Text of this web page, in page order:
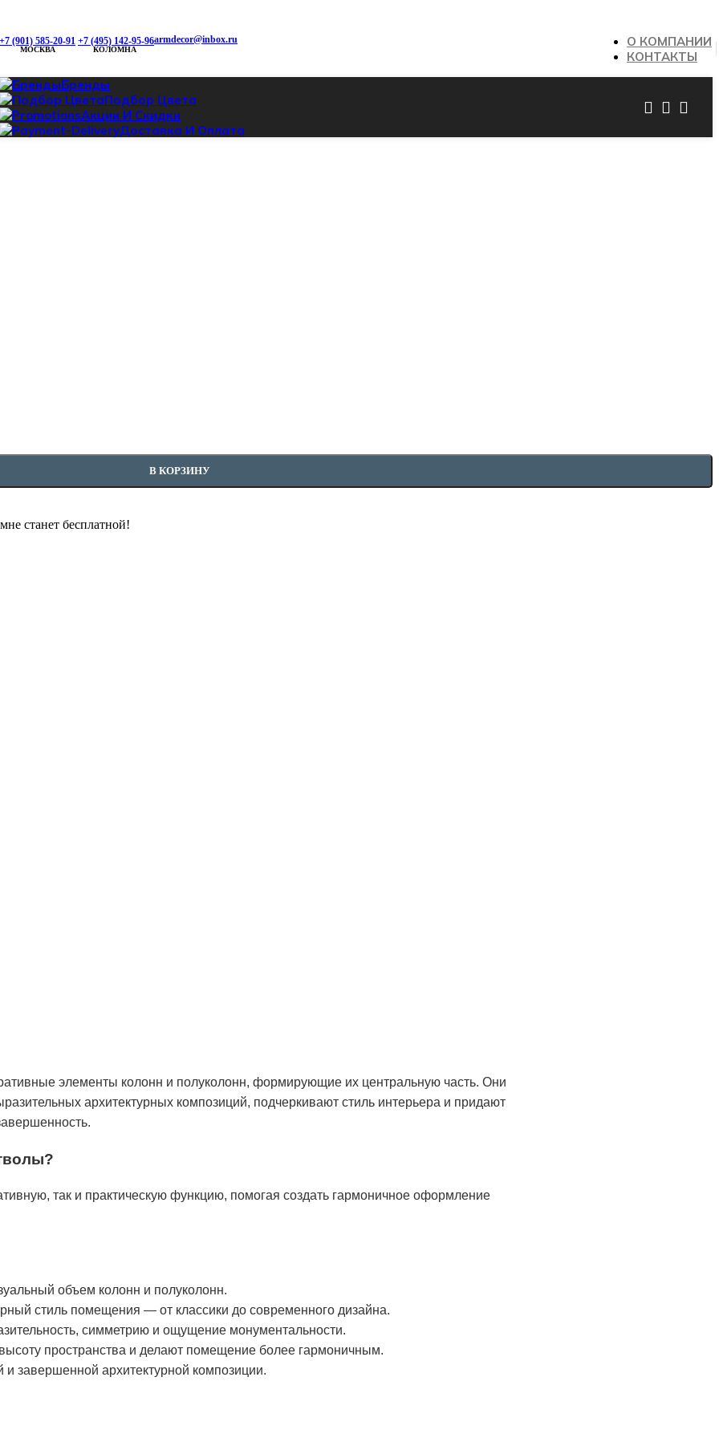
+7 (901) 585-20-91
МОСКВА
+7 (495) 142-95-96
КОЛОМНА
armdecor@inbox.ru
О КОМПАНИИ
КОНТАКТЫ
Бренды
Подбор Цвета
Акции И Скидки
Доставка И Оплата
В КОРЗИНУ
станет бесплатной!
элементы колонн и полуколонн, формирующие их центральную часть. Они
архитектурных композиций, подчеркивают стиль интерьера и придают
так и практическую функцию, помогая создать гармоничное оформление
объем колонн и полуколонн.
стиль помещения — от классики до современного дизайна.
симметрию и ощущение монументальности.
пространства и делают помещение более гармоничным.
завершенной архитектурной композиции.